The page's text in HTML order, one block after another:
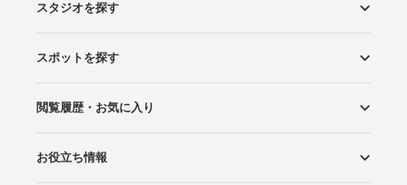
スタジオを探す
エリアから探す
こだわりから探す
NEW PHOTO STYLE
プランから探す
フォトタイプ診断
フォトグラファーから探す
国内リゾートから探す
スポットを探す
ロケーションから探す
スタジオから探す
閲覧履歴・お気に入り
閲覧スタジオ
お気に入り
お役立ち情報